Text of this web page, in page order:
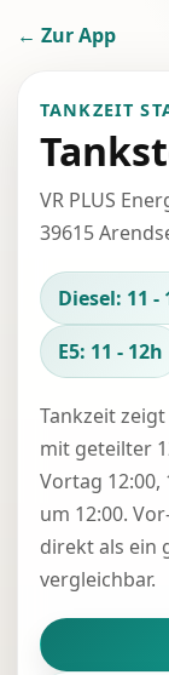
← Zur App
TANKZEIT
VR PLUS
39615
Diesel: 11 -
E5: 11 - 12h
Tankzeit
mit geteilter
Vortag 12:00,
um 12:00.
direkt als ein
vergleichbar.